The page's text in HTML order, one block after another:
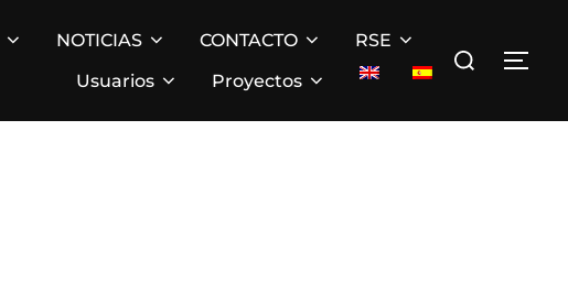
NOTICIAS CONTACTO
RSE
Usuarios
Proyectos
Buscar: